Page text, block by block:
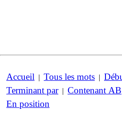
Accueil | Tous les mots |
Terminant par| Contenant AB
En position